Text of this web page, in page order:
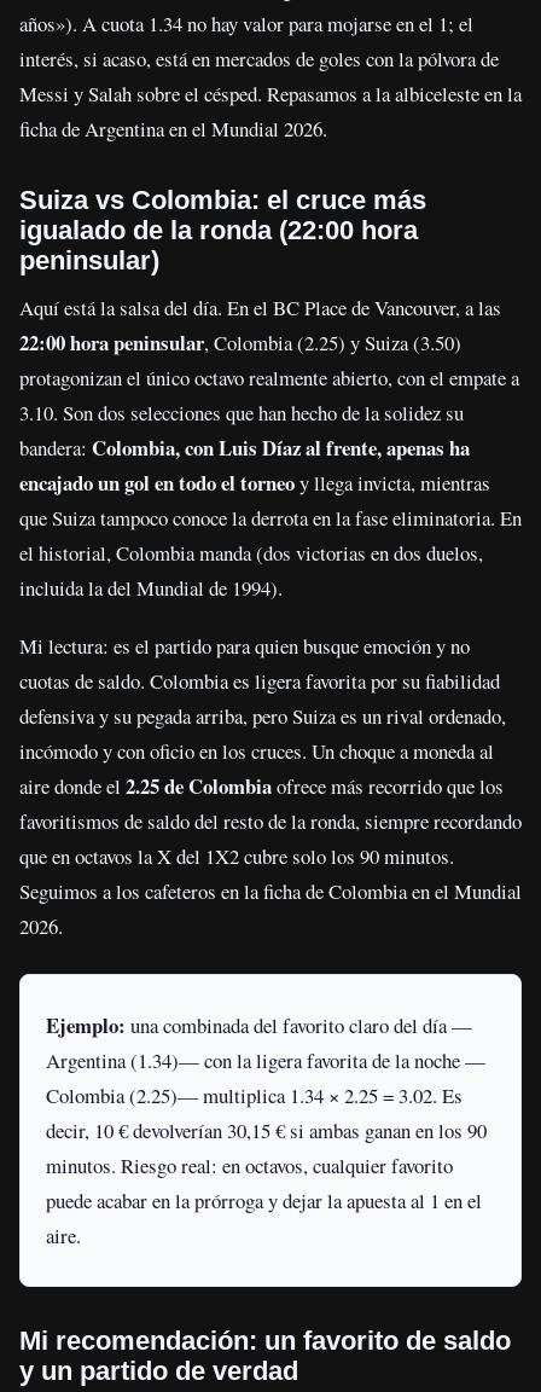
años»). A cuota 1.34 no hay valor para mojarse en el 1; el
interés, si acaso, está en mercados de goles con la pólvora de
Messi y Salah sobre el césped. Repasamos a la albiceleste en la
ficha de Argentina en el Mundial 2026.
Suiza vs Colombia: el cruce más
igualado de la ronda (22:00 hora
peninsular)
Aquí está la salsa del día. En el BC Place de Vancouver, a las
22:00 hora peninsular, Colombia (2.25) y Suiza (3.50)
protagonizan el único octavo realmente abierto, con el empate a
3.10. Son dos selecciones que han hecho de la solidez su
bandera: Colombia, con Luis Díaz al frente, apenas ha
encajado un gol en todo el torneoy llega invicta, mientras
que Suiza tampoco conoce la derrota en la fase eliminatoria. En
el historial, Colombia manda (dos victorias en dos duelos,
incluida la del Mundial de 1994).
Mi lectura: es el partido para quien busque emoción y no
cuotas de saldo. Colombia es ligera favorita por su fiabilidad
defensiva y su pegada arriba, pero Suiza es un rival ordenado,
incómodo y con oficio en los cruces. Un choque a moneda al
aire donde el 2.25 de Colombiaofrece más recorrido que los
favoritismos de saldo del resto de la ronda, siempre recordando
que en octavos la X del 1X2 cubre solo los 90 minutos.
Seguimos a los cafeteros en la ficha de Colombia en el Mundial
2026.
Ejemplo: una combinada del favorito claro del día —
Argentina (1.34)— con la ligera favorita de la noche —
Colombia (2.25)— multiplica 1.34 × 2.25 = 3.02. Es
decir, 10 € devolverían 30,15 € si ambas ganan en los 90
minutos. Riesgo real: en octavos, cualquier favorito
puede acabar en la prórroga y dejar la apuesta al 1 en el
aire.
Mi recomendación: un favorito de saldo
y un partido de verdad